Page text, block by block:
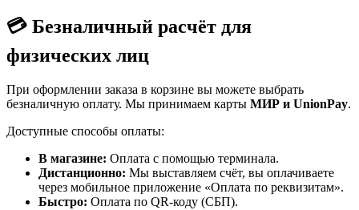
💳 Безналичный расчёт для
физических лиц
При оформлении заказа в корзине вы можете выбрать
безналичную оплату. Мы принимаем карты МИР и UnionPay.
Доступные способы оплаты:
В магазине: Оплата с помощью терминала.
Дистанционно: Мы выставляем счёт, вы оплачиваете
через мобильное приложение «Оплата по реквизитам».
Быстро: Оплата по QR-коду (СБП).